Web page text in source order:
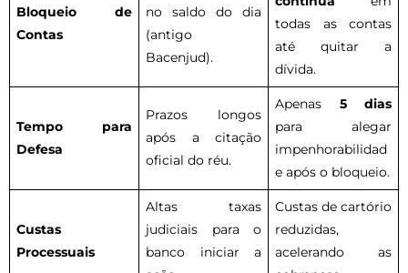
Bloqueio de
Contas
no saldo do dia
(antigo
Bacenjud).
todas as contas
até quitar a
dívida.
Tempo para
Defesa
Prazos longos
após a citação
oficial do réu.
Apenas 5 dias
para alegar
impenhorabilidad
e após o bloqueio.
Custas
Processuais
Altas taxas
judiciais para o
banco iniciar a
Custas de cartório
reduzidas,
acelerando as